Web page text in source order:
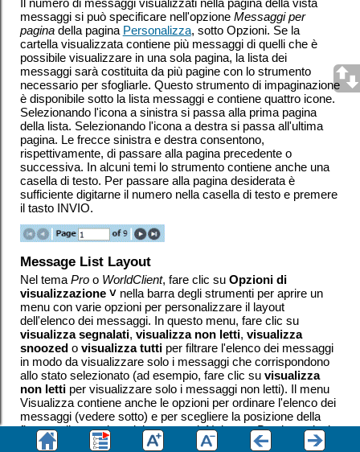
Il numero di messaggi visualizzati nella pagina della vista
messaggi si può specificare nell'opzione Messaggi per
paginadella pagina Personalizza, sotto Opzioni. Se la
cartella visualizzata contiene più messaggi di quelli che è
possibile visualizzare in una sola pagina, la lista dei
messaggi sarà costituita da più pagine con lo strumento
necessario per sfogliarle. Questo strumento di impaginazione
è disponibile sotto la lista messaggi e contiene quattro icone.
Selezionando l'icona a sinistra si passa alla prima pagina
della lista. Selezionando l'icona a destra si passa all'ultima
pagina. Le frecce sinistra e destra consentono,
rispettivamente, di passare alla pagina precedente o
successiva. In alcuni temi lo strumento contiene anche una
casella di testo. Per passare alla pagina desiderata è
sufficiente digitarne il numero nella casella di testo e premere
il tasto INVIO.
Message List Layout
Nel tema Proo WorldClient, fare clic su Opzioni di
visualizzazione ˅nella barra degli strumenti per aprire un
menu con varie opzioni per personalizzare il layout
dell'elenco dei messaggi. In questo menu, fare clic su
visualizza segnalati, visualizza non letti, visualizza
snoozedo visualizza tuttiper filtrare l'elenco dei messaggi
in modo da visualizzare solo i messaggi che corrispondono
allo stato selezionato (ad esempio, fare clic su visualizza
non lettiper visualizzare solo i messaggi non letti). Il menu
Visualizza contiene anche le opzioni per ordinare l'elenco dei
messaggi (vedere sotto) e per scegliere la posizione della
finestra di anteprima dei messaggi. Nel temaPro, le opzioni
dell'anteprima dei messaggi si trovano sotto l'opzione
Layout